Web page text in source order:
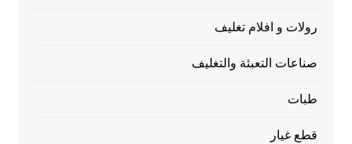
رولات و افلام تغليف
صناعات التعبئة والتغليف
طبات
قطع غيار